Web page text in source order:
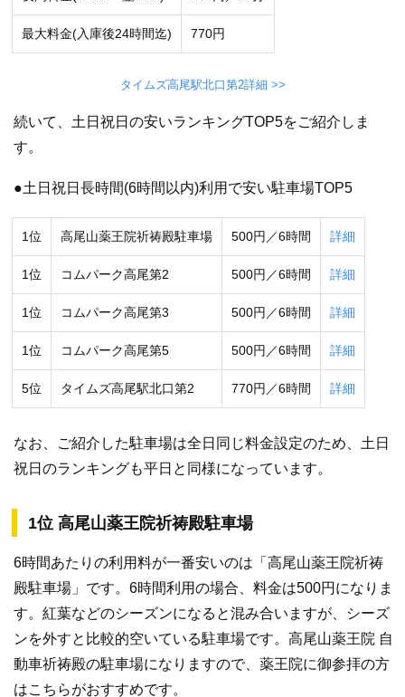
最大料金(入庫後24時間迄) 770円
タイムズ高尾駅北口第2詳細 >>
続いて、土日祝日の安いランキングTOP5をご紹介しま
す。
●土日祝日長時間(6時間以内)利用で安い駐車場TOP5
1位 高尾山薬王院祈祷殿駐車場 500円／6時間 詳細
1位 コムパーク高尾第2 500円／6時間 詳細
1位 コムパーク高尾第3 500円／6時間 詳細
1位 コムパーク高尾第5 500円／6時間 詳細
5位 タイムズ高尾駅北口第2 770円／6時間 詳細
なお、ご紹介した駐車場は全日同じ料金設定のため、土日
祝日のランキングも平日と同様になっています。
1位 高尾山薬王院祈祷殿駐車場
6時間あたりの利用料が一番安いのは「高尾山薬王院祈祷
殿駐車場」です。6時間利用の場合、料金は500円になりま
す。紅葉などのシーズンになると混み合いますが、シーズ
ンを外すと比較的空いている駐車場です。高尾山薬王院 自
動車祈祷殿の駐車場になりますので、薬王院に御参拝の方
はこちらがおすすめです。